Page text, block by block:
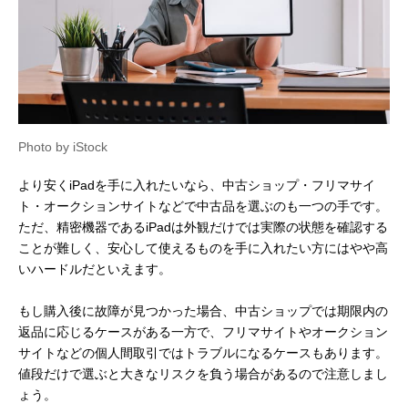
Photo by iStock
より安くiPadを手に入れたいなら、中古ショップ・フリマサイ
ト・オークションサイトなどで中古品を選ぶのも一つの手です。
ただ、精密機器であるiPadは外観だけでは実際の状態を確認する
ことが難しく、安心して使えるものを手に入れたい方にはやや高
いハードルだといえます。
もし購入後に故障が見つかった場合、中古ショップでは期限内の
返品に応じるケースがある一方で、フリマサイトやオークション
サイトなどの個人間取引ではトラブルになるケースもあります。
値段だけで選ぶと大きなリスクを負う場合があるので注意しまし
ょう。